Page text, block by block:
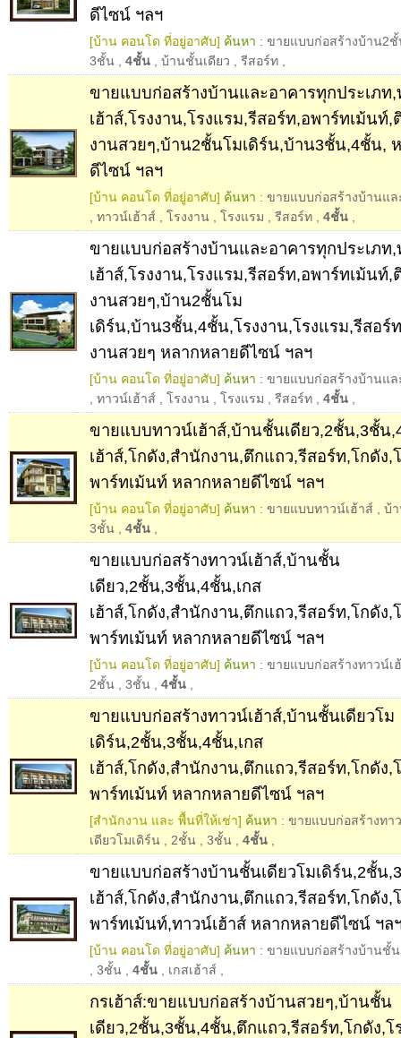
ดีไซน์ ฯลฯ
[บ้าน คอนโด ที่อยู่อาศับ] ค้นหา : ขายแบบก่อสร้างบ้าน2ชั้
3ชั้น
4ชั้น บ้านชั้นเดียว รีสอร์ท
ขายแบบก่อสร้างบ้านและอาคารทุกประเภท
เฮ้าส์,โรงงาน,โรงแรม,รีสอร์ท,อพาร์ทเม้นท์
งานสวยๆ,บ้าน2ชั้นโมเดิร์น,บ้าน3ชั้น,4ชั้น,
ดีไซน์ ฯลฯ
[บ้าน คอนโด ที่อยู่อาศับ] ค้นหา : ขายแบบก่อสร้างบ้านแล
ทาวน์เฮ้าส์ โรงงาน โรงแรม รีสอร์ท 4ชั้น
ขายแบบก่อสร้างบ้านและอาคารทุกประเภท
เฮ้าส์,โรงงาน,โรงแรม,รีสอร์ท,อพาร์ทเม้นท์
งานสวยๆ,บ้าน2ชั้นโม
เดิร์น,บ้าน3ชั้น,4ชั้น,โรงงาน,โรงแรม,รีสอร์
งานสวยๆ หลากหลายดีไซน์ ฯลฯ
[บ้าน คอนโด ที่อยู่อาศับ] ค้นหา : ขายแบบก่อสร้างบ้านแล
ทาวน์เฮ้าส์ โรงงาน โรงแรม รีสอร์ท 4ชั้น
ขายแบบทาวน์เฮ้าส์,บ้านชั้นเดียว,2ชั้น,3ชั้น
เฮ้าส์,โกดัง,สำนักงาน,ตึกแถว,รีสอร์ท,โกดัง,
พาร์ทเม้นท์ หลากหลายดีไซน์ ฯลฯ
[บ้าน คอนโด ที่อยู่อาศับ] ค้นหา : ขายแบบทาวน์เฮ้าส์
บ้
3ชั้น
4ชั้น
ขายแบบก่อสร้างทาวน์เฮ้าส์,บ้านชั้น
เดียว,2ชั้น,3ชั้น,4ชั้น,เกส
เฮ้าส์,โกดัง,สำนักงาน,ตึกแถว,รีสอร์ท,โกดัง,
พาร์ทเม้นท์ หลากหลายดีไซน์ ฯลฯ
[บ้าน คอนโด ที่อยู่อาศับ] ค้นหา : ขายแบบก่อสร้างทาวน์เ
2ชั้น
3ชั้น 4ชั้น
ขายแบบก่อสร้างทาวน์เฮ้าส์,บ้านชั้นเดียวโม
เดิร์น,2ชั้น,3ชั้น,4ชั้น,เกส
เฮ้าส์,โกดัง,สำนักงาน,ตึกแถว,รีสอร์ท,โกดัง,
พาร์ทเม้นท์ หลากหลายดีไซน์ ฯลฯ
[สำนักงาน และ พื้นที่ให้เช่า] ค้นหา : ขายแบบก่อสร้างทา
เดียวโมเดิร์น
2ชั้น 3ชั้น 4ชั้น
ขายแบบก่อสร้างบ้านชั้นเดียวโมเดิร์น,2ชั้น
เฮ้าส์,โกดัง,สำนักงาน,ตึกแถว,รีสอร์ท,โกดัง,
พาร์ทเม้นท์,ทาวน์เฮ้าส์ หลากหลายดีไซน์ ฯล
[บ้าน คอนโด ที่อยู่อาศับ] ค้นหา : ขายแบบก่อสร้างบ้านชั้น
3ชั้น 4ชั้น เกสเฮ้าส์
กรเฮ้าส์:ขายแบบก่อสร้างบ้านสวยๆ,บ้านชั้น
เดียว,2ชั้น,3ชั้น,4ชั้น,ตึกแถว,รีสอร์ท,โกดัง,โ